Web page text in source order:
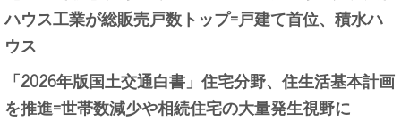
ハウス工業が総販売戸数トップ=戸建て首位、積水ハ
ウス
「2026年版国土交通白書」住宅分野、住生活基本計画
を推進=世帯数減少や相続住宅の大量発生視野に